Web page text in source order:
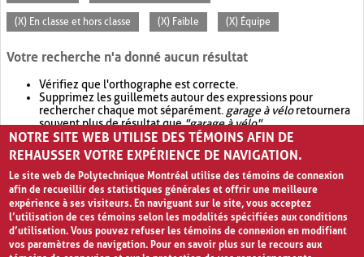
(X) En classe et hors classe (X) Faible (X) Équipe
Votre recherche n'a donné aucun résultat
Vérifiez que l'orthographe est correcte.
Supprimez les guillemets autour des expressions pour
rechercher chaque mot séparément. garage à véloretournera
souvent plus de résultat que"garage à vélo".
Envisagez d'élargir votre recherche avec OR.garage OR vélo
retournera souvent plus de résultat quegarage à vélo
NOTRE SITE WEB UTILISE DES TÉMOINS AFIN DE
REHAUSSER VOTRE EXPÉRIENCE DE NAVIGATION.
Le site web de Polytechnique Montréal utilise des témoins de connexion
afin de recueillir des statistiques générales et offrir une meilleure
expérience à ses visiteurs. En naviguant sur le site, vous acceptez
l’utilisation de ces témoins selon les modalités spécifiées aux conditions
d’utilisation. Vous pouvez refuser les témoins de connexion en modifiant
vos paramètres de navigation. Pour en savoir plus sur le recours aux